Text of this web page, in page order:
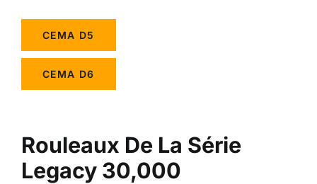
CEMA D5
CEMA D6
Rouleaux De La Série
Legacy 30,000